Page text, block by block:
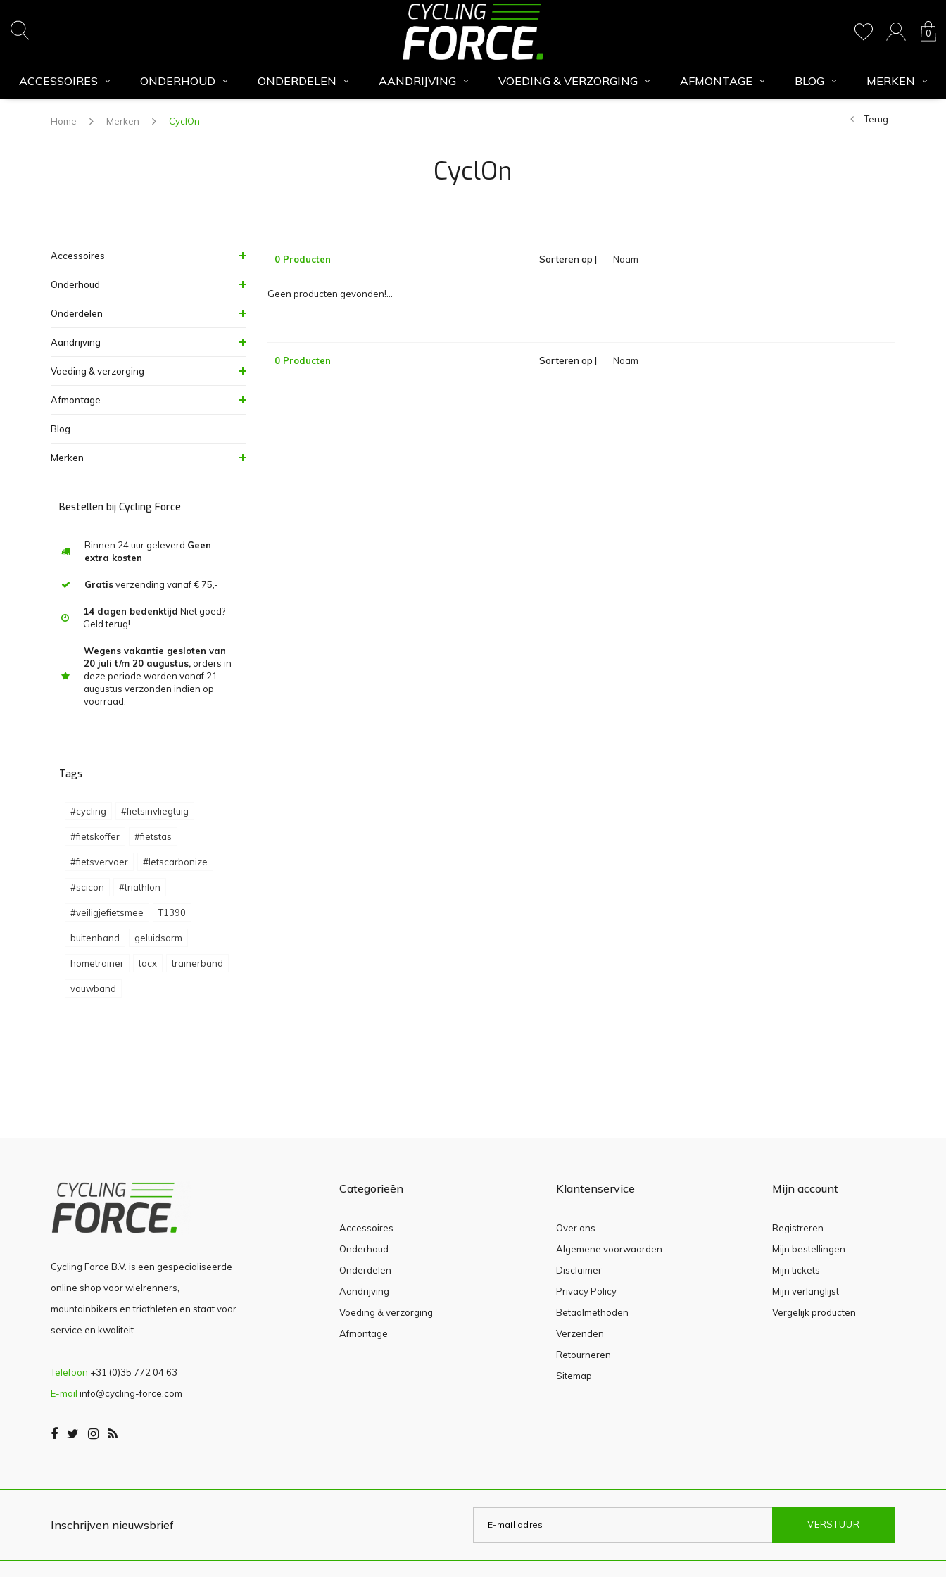
0
ACCESSOIRES ONDERHOUD ONDERDELEN AANDRIJVING VOEDING & VERZORGING AFMONTAGE BLOG MERKEN
Home Merken CyclOn Terug
CyclOn
Accessoires
Onderhoud
Onderdelen
Aandrijving
Voeding & verzorging
Afmontage
Blog
Merken
Bestellen bij Cycling Force
Binnen 24 uur geleverd Geen
extra kosten
Gratisverzending vanaf € 75,-
14 dagen bedenktijd Niet goed?
Geld terug!
Wegens vakantie gesloten van
20 juli t/m 20 augustus, orders in
deze periode worden vanaf 21
augustus verzonden indien op
voorraad.
Tags
#cycling #fietsinvliegtuig
#fietskoffer #fietstas
#fietsvervoer #letscarbonize
#scicon #triathlon
#veiligjefietsmee T1390
buitenband geluidsarm
hometrainer tacx trainerband
vouwband
0 Producten Sorteren op |
Naam
Geen producten gevonden!...
0 Producten Sorteren op |
Naam
Cycling Force B.V. is een gespecialiseerde
online shop voor wielrenners,
mountainbikers en triathleten en staat voor
service en kwaliteit.
Telefoon +31 (0)35 772 04 63
E-mail info@cycling-force.com
Categorieën
Accessoires
Onderhoud
Onderdelen
Aandrijving
Voeding & verzorging
Afmontage
Klantenservice
Over ons
Algemene voorwaarden
Disclaimer
Privacy Policy
Betaalmethoden
Verzenden
Retourneren
Sitemap
Mijn account
Registreren
Mijn bestellingen
Mijn tickets
Mijn verlanglijst
Vergelijk producten
Inschrijven nieuwsbrief VERSTUUR